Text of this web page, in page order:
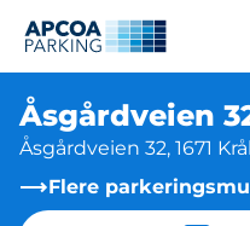
Åsgårdveien
Åsgårdveien 32, 1671
Flere